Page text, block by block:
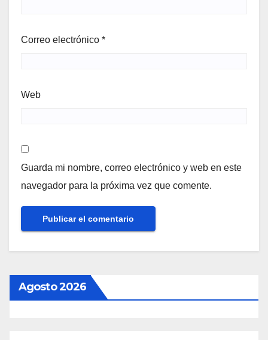
Correo electrónico *
Web
Guarda mi nombre, correo electrónico y web en este
navegador para la próxima vez que comente.
Agosto 2026